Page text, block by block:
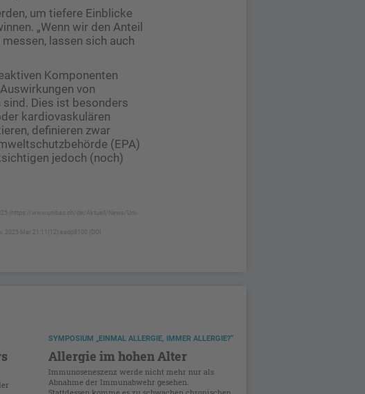
um tiefere Einblicke
„Wenn wir den Anteil
lassen sich auch
Komponenten
von
Dies ist besonders
kardiovaskulären
definieren zwar
(EPA)
jedoch (noch)
(https://www.unibas.ch/de/Aktuell/News/Uni-
Mar 21;11(12):eadp8100 (DOI
SYMPOSIUM „EINMAL ALLERGIE, IMMER ALLERGIE?“
Allergie im hohen Alter
Immunoseneszenz werde nicht mehr nur als
Abnahme der Immunabwehr gesehen.
Stattdessen komme es zu schwachen chronischen